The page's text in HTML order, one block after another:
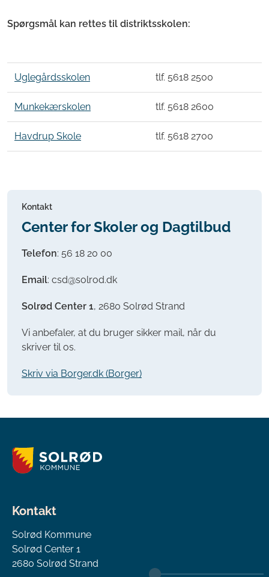
Spørgsmål kan rettes til distriktsskolen:
Uglegårdsskolen tlf. 5618 2500
Munkekærskolen tlf. 5618 2600
Havdrup Skole tlf. 5618 2700
Kontakt
Center for Skoler og Dagtilbud
Telefon: 56 18 20 00
Email: csd@solrod.dk
Solrød Center 1, 2680 Solrød Strand
Vi anbefaler, at du bruger sikker mail, når du
skriver til os.
Skriv via Borger.dk (Borger)
Kontakt
Solrød Kommune
Solrød Center 1
2680 Solrød Strand